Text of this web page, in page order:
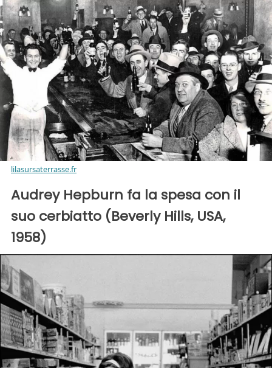
lilasursaterrasse.fr
Audrey Hepburn fa la spesa con il
suo cerbiatto (Beverly Hills, USA,
1958)